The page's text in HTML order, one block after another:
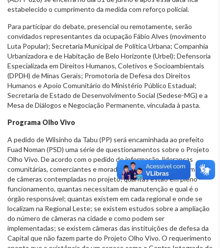
estabelecido o cumprimento da medida com reforço policial.
Para participar do debate, presencial ou remotamente, serão
convidados representantes da ocupação Fábio Alves (movimento
Luta Popular); Secretaria Municipal de Política Urbana; Companhia
Urbanizadora e de Habitação de Belo Horizonte (Urbel); Defensoria
Especializada em Direitos Humanos, Coletivos e Socioambientais
(DPDH) de Minas Gerais; Promotoria de Defesa dos Direitos
Humanos e Apoio Comunitário do Ministério Público Estadual;
Secretaria de Estado de Desenvolvimento Social (Sedese-MG) e a
Mesa de Diálogos e Negociação Permanente, vinculada à pasta.
Programa Olho Vivo
A pedido de Wilsinho da Tabu (PP) será encaminhada ao prefeito
Fuad Noman (PSD) uma série de questionamentos sobre o Projeto
Olho Vivo. De acordo com o pedido de informação, lideranças
comunitárias, comerciantes e moradores querem saber o número
de câmeras contempladas no projeto; quantas estão em pleno
funcionamento, quantas necessitam de manutenção e qual é o
órgão responsável; quantas existem em cada regional e onde se
localizam na Regional Leste; se existem estudos sobre a ampliação
do número de câmeras na cidade e como podem ser
implementadas; se existem câmeras das instituições de defesa da
Capital que não fazem parte do Projeto Olho Vivo. O requerimento